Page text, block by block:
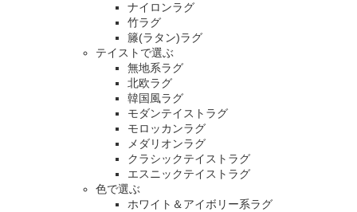
ナイロンラグ
竹ラグ
籐(ラタン)ラグ
テイストで選ぶ
無地系ラグ
北欧ラグ
韓国風ラグ
モダンテイストラグ
モロッカンラグ
メダリオンラグ
クラシックテイストラグ
エスニックテイストラグ
色で選ぶ
ホワイト＆アイボリー系ラグ